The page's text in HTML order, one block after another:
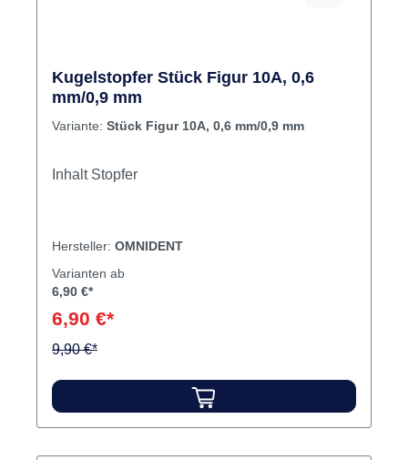
Kugelstopfer Stück Figur 10A, 0,6
mm/0,9 mm
Variante: Stück Figur 10A, 0,6 mm/0,9 mm
Inhalt Stopfer
Hersteller: OMNIDENT
Varianten ab
6,90 €*
6,90 €*
9,90 €*